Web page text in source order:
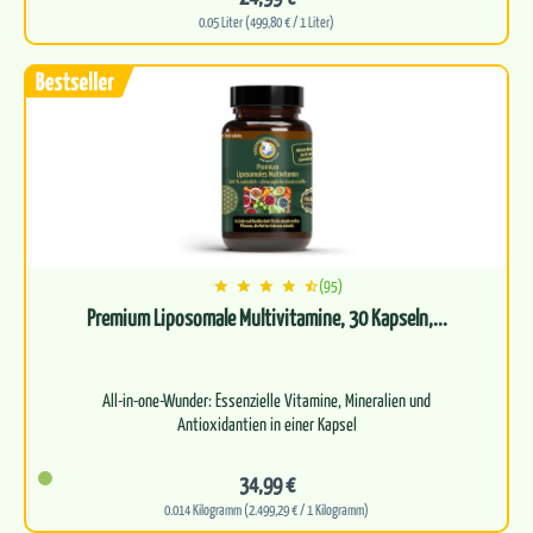
0.05 Liter (499,80 € / 1 Liter)
(95)
Premium Liposomale Multivitamine, 30 Kapseln,...
All-in-one-Wunder: Essenzielle Vitamine, Mineralien und
Antioxidantien in einer Kapsel
34,99 €
0.014 Kilogramm (2.499,29 € / 1 Kilogramm)